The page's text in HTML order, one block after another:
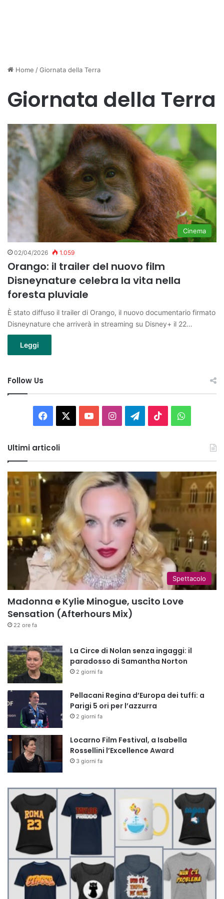
Home /Giornata della Terra
Giornata della Terra
Cinema
02/04/2026 1.059
Orango: il trailer del nuovo film
Disneynature celebra la vita nella
foresta pluviale
È stato diffuso il trailer di Orango, il nuovo documentario firmato
Disneynature che arriverà in streaming su Disney+ il 22…
Leggi
Follow Us
Facebook You InstagramTelegram
TikTok
Ultimi articoli
Spettacolo
Madonna e Kylie Minogue, uscito Love
Sensation (Afterhours Mix)
22 ore fa
La Circe di Nolan senza ingaggi: il
paradosso di Samantha Norton
2 giorni fa
Pellacani Regina d’Europa dei tuffi: a
Parigi 5 ori per l’azzurra
2 giorni fa
Locarno Film Festival, a Isabella
Rossellini l’Excellence Award
3 giorni fa